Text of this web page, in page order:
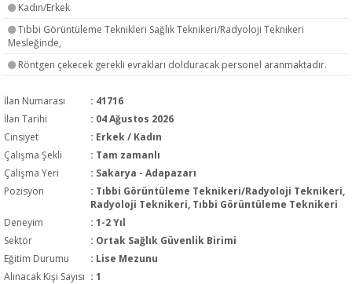
Kadın/Erkek
Tıbbi Görüntüleme Teknikleri Sağlık Teknikeri/Radyoloji Teknikeri
Mesleğinde,
Röntgen çekecek gerekli evrakları dolduracak personel aranmaktadır.
İlan Numarası
: 41716
İlan Tarihi
: 04 Ağustos 2026
Cinsiyet
: Erkek / Kadın
Çalışma Şekli
: Tam zamanlı
Çalışma Yeri
: Sakarya - Adapazarı
Pozisyon
: Tıbbi Görüntüleme Teknikeri/Radyoloji Teknikeri,
Radyoloji Teknikeri, Tıbbi Görüntüleme Teknikeri
Deneyim
: 1-2 Yıl
Sektör
: Ortak Sağlık Güvenlik Birimi
Eğitim Durumu
: Lise Mezunu
Alınacak Kişi Sayısı : 1